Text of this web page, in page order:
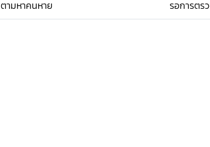
ตามหาคนหาย รอการตร